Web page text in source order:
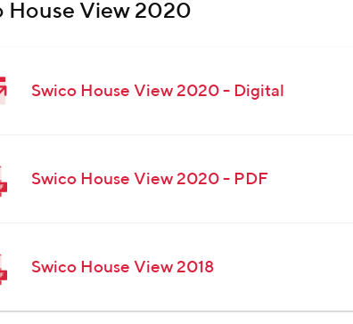
House View 2020
Swico House View 2020 - Digital
Swico House View 2020 - PDF
Swico House View 2018